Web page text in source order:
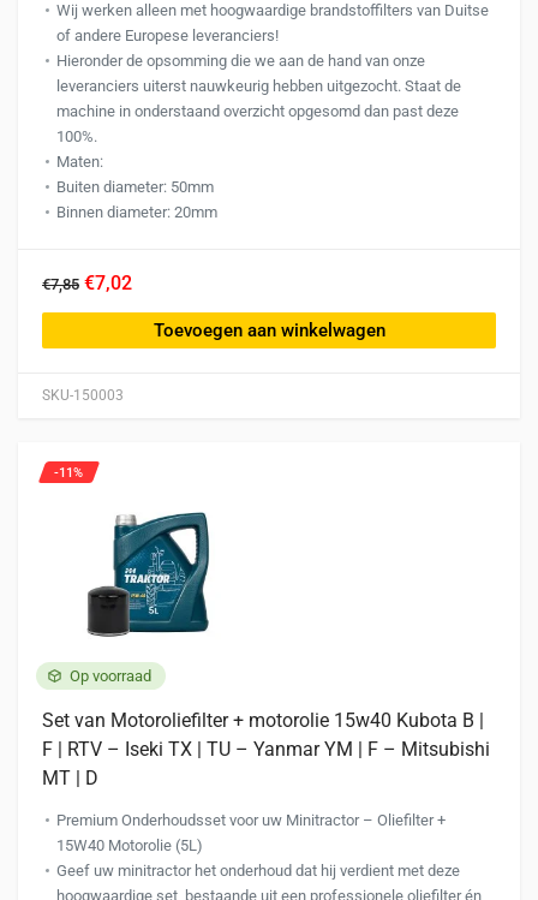
SKU-150003
Wij werken alleen met hoogwaardige brandstoffilters van Duitse
of andere Europese leveranciers!
Hieronder de opsomming die we aan de hand van onze
leveranciers uiterst nauwkeurig hebben uitgezocht. Staat de
machine in onderstaand overzicht opgesomd dan past deze
100%.
Maten:
Buiten diameter: 50mm
Binnen diameter: 20mm
€7,85 €7,02
Toevoegen aan winkelwagen
Op voorraad
-11%
Set van Motoroliefilter + motorolie 15w40 Kubota B |
F | RTV – Iseki TX | TU – Yanmar YM | F – Mitsubishi
MT | D
Premium Onderhoudsset voor uw Minitractor – Oliefilter +
15W40 Motorolie (5L)
Geef uw minitractor het onderhoud dat hij verdient met deze
hoogwaardige set, bestaande uit een professionele oliefilter én